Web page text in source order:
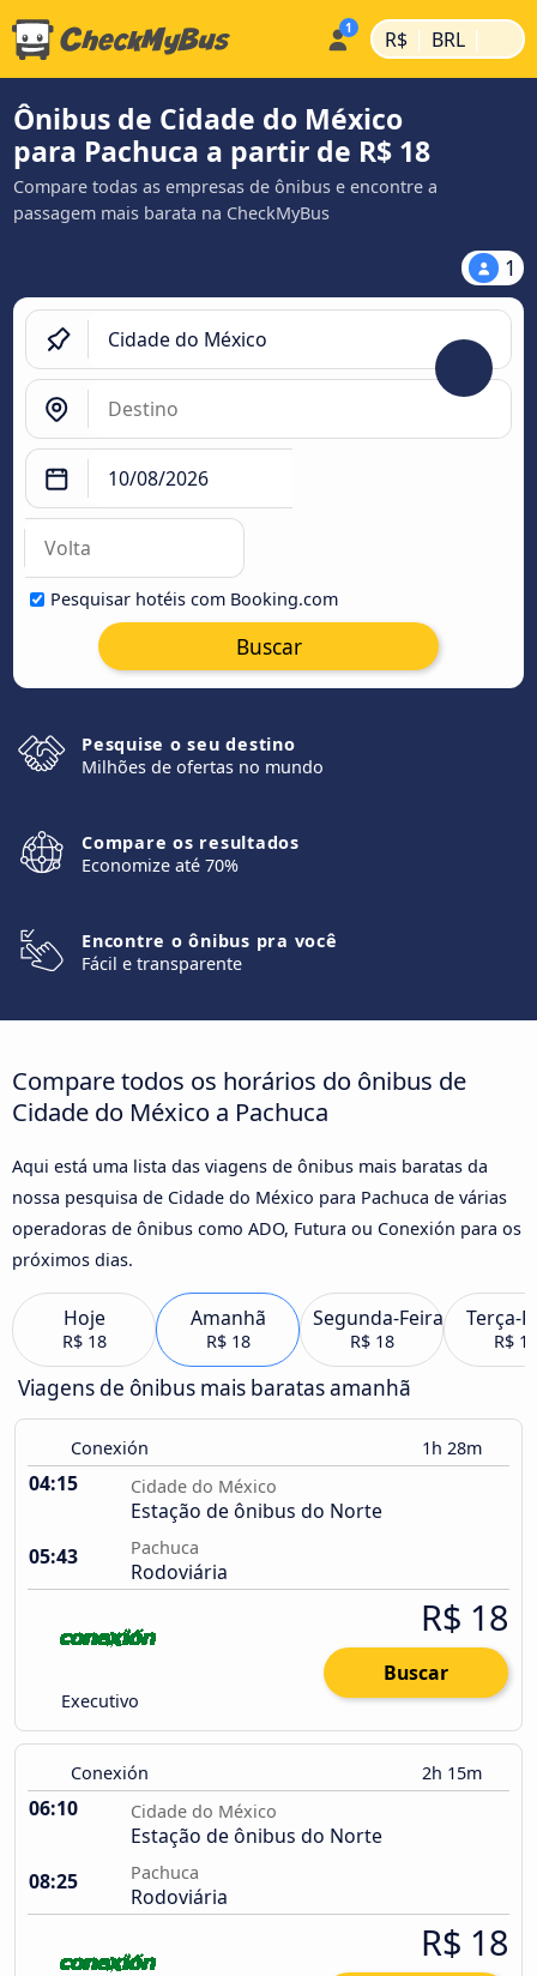
R$ | BRL |
Ônibus de Cidade do México
para Pachuca a partir de R$ 18
Compare todas as empresas de ônibus e encontre a
passagem mais barata na CheckMyBus
1
Pesquisar hotéis com Booking.com
Buscar
Pesquise o seu destino
Milhões de ofertas no mundo
Compare os resultados
Economize até 70%
Encontre o ônibus pra você
Fácil e transparente
Compare todos os horários do ônibus de
Cidade do México a Pachuca
Aqui está uma lista das viagens de ônibus mais baratas da
nossa pesquisa de Cidade do México para Pachuca de várias
operadoras de ônibus como ADO, Futura ou Conexión para os
próximos dias.
Hoje
R$ 18
Amanhã
R$ 18
Segunda-Feira
R$ 18
Terça-
R$ 18
Viagens de ônibus mais baratas amanhã
Conexión 1h 28m
04:15 Cidade do México
Estação de ônibus do Norte
05:43
Pachuca
Rodoviária
Executivo
R$ 18
Buscar
Conexión 2h 15m
06:10 Cidade do México
Estação de ônibus do Norte
08:25
Pachuca
Rodoviária
R$ 18